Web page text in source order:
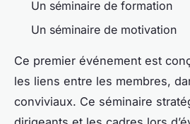
Un séminaire de formation
Un séminaire de motivation
Ce premier événement est
les liens entre les membres,
conviviaux. Ce séminaire